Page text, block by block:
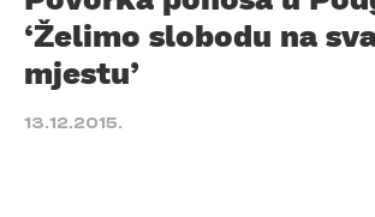
‘Želimo slobodu na
mjestu’
13.12.2015.